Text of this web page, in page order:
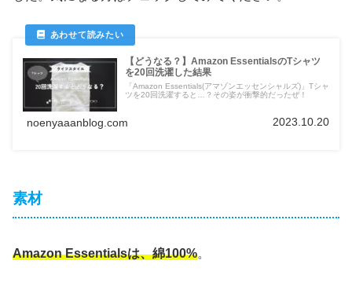
【どうなる？】Amazon EssentialsのTシャツ
を20回洗濯した結果
「Amazon Essentials(アマゾンエッセンシャルズ)」Tシャ
ツを20回洗濯すると…？その姿が衝撃的だったぜ！
noenyaaanblog.com 2023.10.20
素材
Amazon Essentialsは、綿100%。